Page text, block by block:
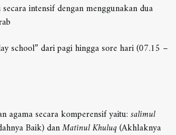
intensif dengan menggunakan dua
school” dari pagi hingga sore hari (07.15 –
agama secara komperensif yaitu:salîmul
Baik) danMatînul Khuluq(Akhlaknya